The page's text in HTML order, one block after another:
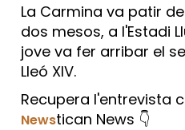
La Carmina va patir
dos mesos, a l'Estadi
jove va fer arribar el
Lleó XIV.
Recupera l'entrevista
Newstican News 👇